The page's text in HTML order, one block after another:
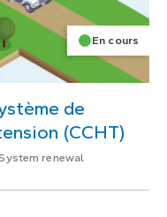
En cours
de
(CCHT)
renewal